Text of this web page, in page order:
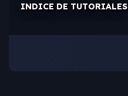
INDICE DE TUTORIALES